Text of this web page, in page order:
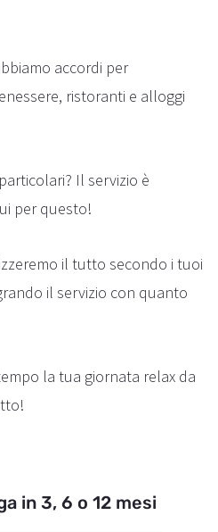
accordi per
ristoranti e alloggi
Il servizio è
per questo!
il tutto secondo i tuoi
il servizio con quanto
la tua giornata relax da
in 3, 6 o 12 mesi